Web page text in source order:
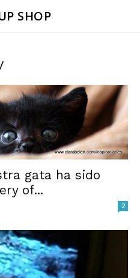
SHOP
gata ha sido
of...
2